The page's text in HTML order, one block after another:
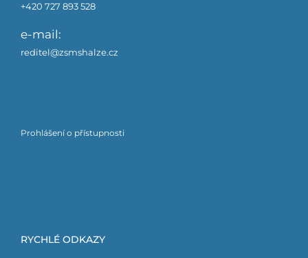
+420 727 893 528
e-mail:
reditel@zsmshalze.cz
Prohlášení o přístupnosti
RYCHLÉ ODKAZY